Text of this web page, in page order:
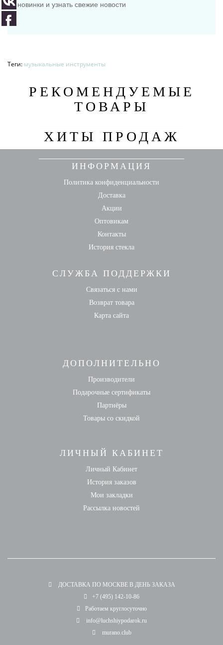
новинки и узнать свежие новости
Теги: музыкальные инструменты
РЕКОМЕНДУЕМЫЕ
ТОВАРЫ
ХИТЫ ПРОДАЖ
ИНФОРМАЦИЯ
Политика конфиденциальности
Доставка
Акции
Оптовикам
Контакты
История стекла
СЛУЖБА ПОДДЕРЖКИ
Связаться с нами
Возврат товара
Карта сайта
ДОПОЛНИТЕЛЬНО
Производители
Подарочные сертификаты
Партнёры
Товары со скидкой
ЛИЧНЫЙ КАБИНЕТ
Личный Кабинет
История заказов
Мои закладки
Рассылка новостей
ДОСТАВКА ПО МОСКВЕ В ДЕНЬ ЗАКАЗА
+7 (495) 142-10-86
Работаем круглосуточно
info@luchshiypodarok.ru
murano.club